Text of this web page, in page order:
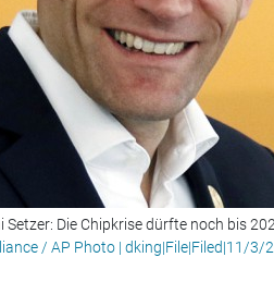
Setzer: Die Chipkrise dürfte noch bis
/ AP Photo | dking|File|Filed|11/3/